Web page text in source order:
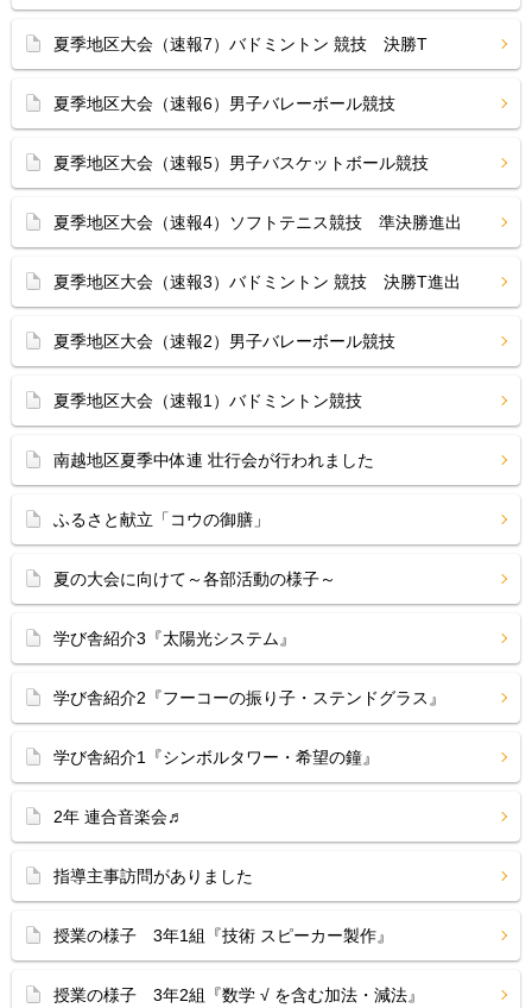
夏季地区大会（速報7）バドミントン 競技 決勝T
夏季地区大会（速報6）男子バレーボール競技
夏季地区大会（速報5）男子バスケットボール競技
夏季地区大会（速報4）ソフトテニス競技 準決勝進出
夏季地区大会（速報3）バドミントン 競技 決勝T進出
夏季地区大会（速報2）男子バレーボール競技
夏季地区大会（速報1）バドミントン競技
南越地区夏季中体連 壮行会が行われました
ふるさと献立「コウの御膳」
夏の大会に向けて～各部活動の様子～
学び舎紹介3『太陽光システム』
学び舎紹介2『フーコーの振り子・ステンドグラス』
学び舎紹介1『シンボルタワー・希望の鐘』
2年 連合音楽会♬
指導主事訪問がありました
授業の様子 3年1組『技術 スピーカー製作』
授業の様子 3年2組『数学 √ を含む加法・減法』